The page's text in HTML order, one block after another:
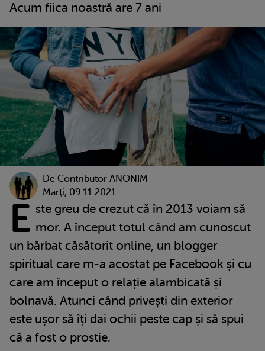
Acum fiica noastră are 7 ani
De Contributor ANONIM
Marţi, 09.11.2021
E ste greu de crezut că în 2013 voiam să
mor. A început totul când am cunoscut
un bărbat căsătorit online, un blogger
spiritual care m-a acostat pe Facebook și cu
care am început o relație alambicată și
bolnavă. Atunci când privești din exterior
este ușor să îți dai ochii peste cap și să spui
că a fost o prostie.